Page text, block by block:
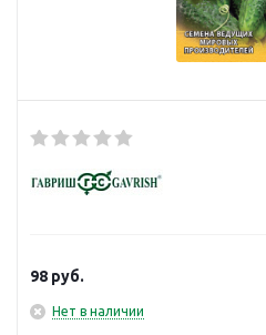
98 руб.
Нет в наличии